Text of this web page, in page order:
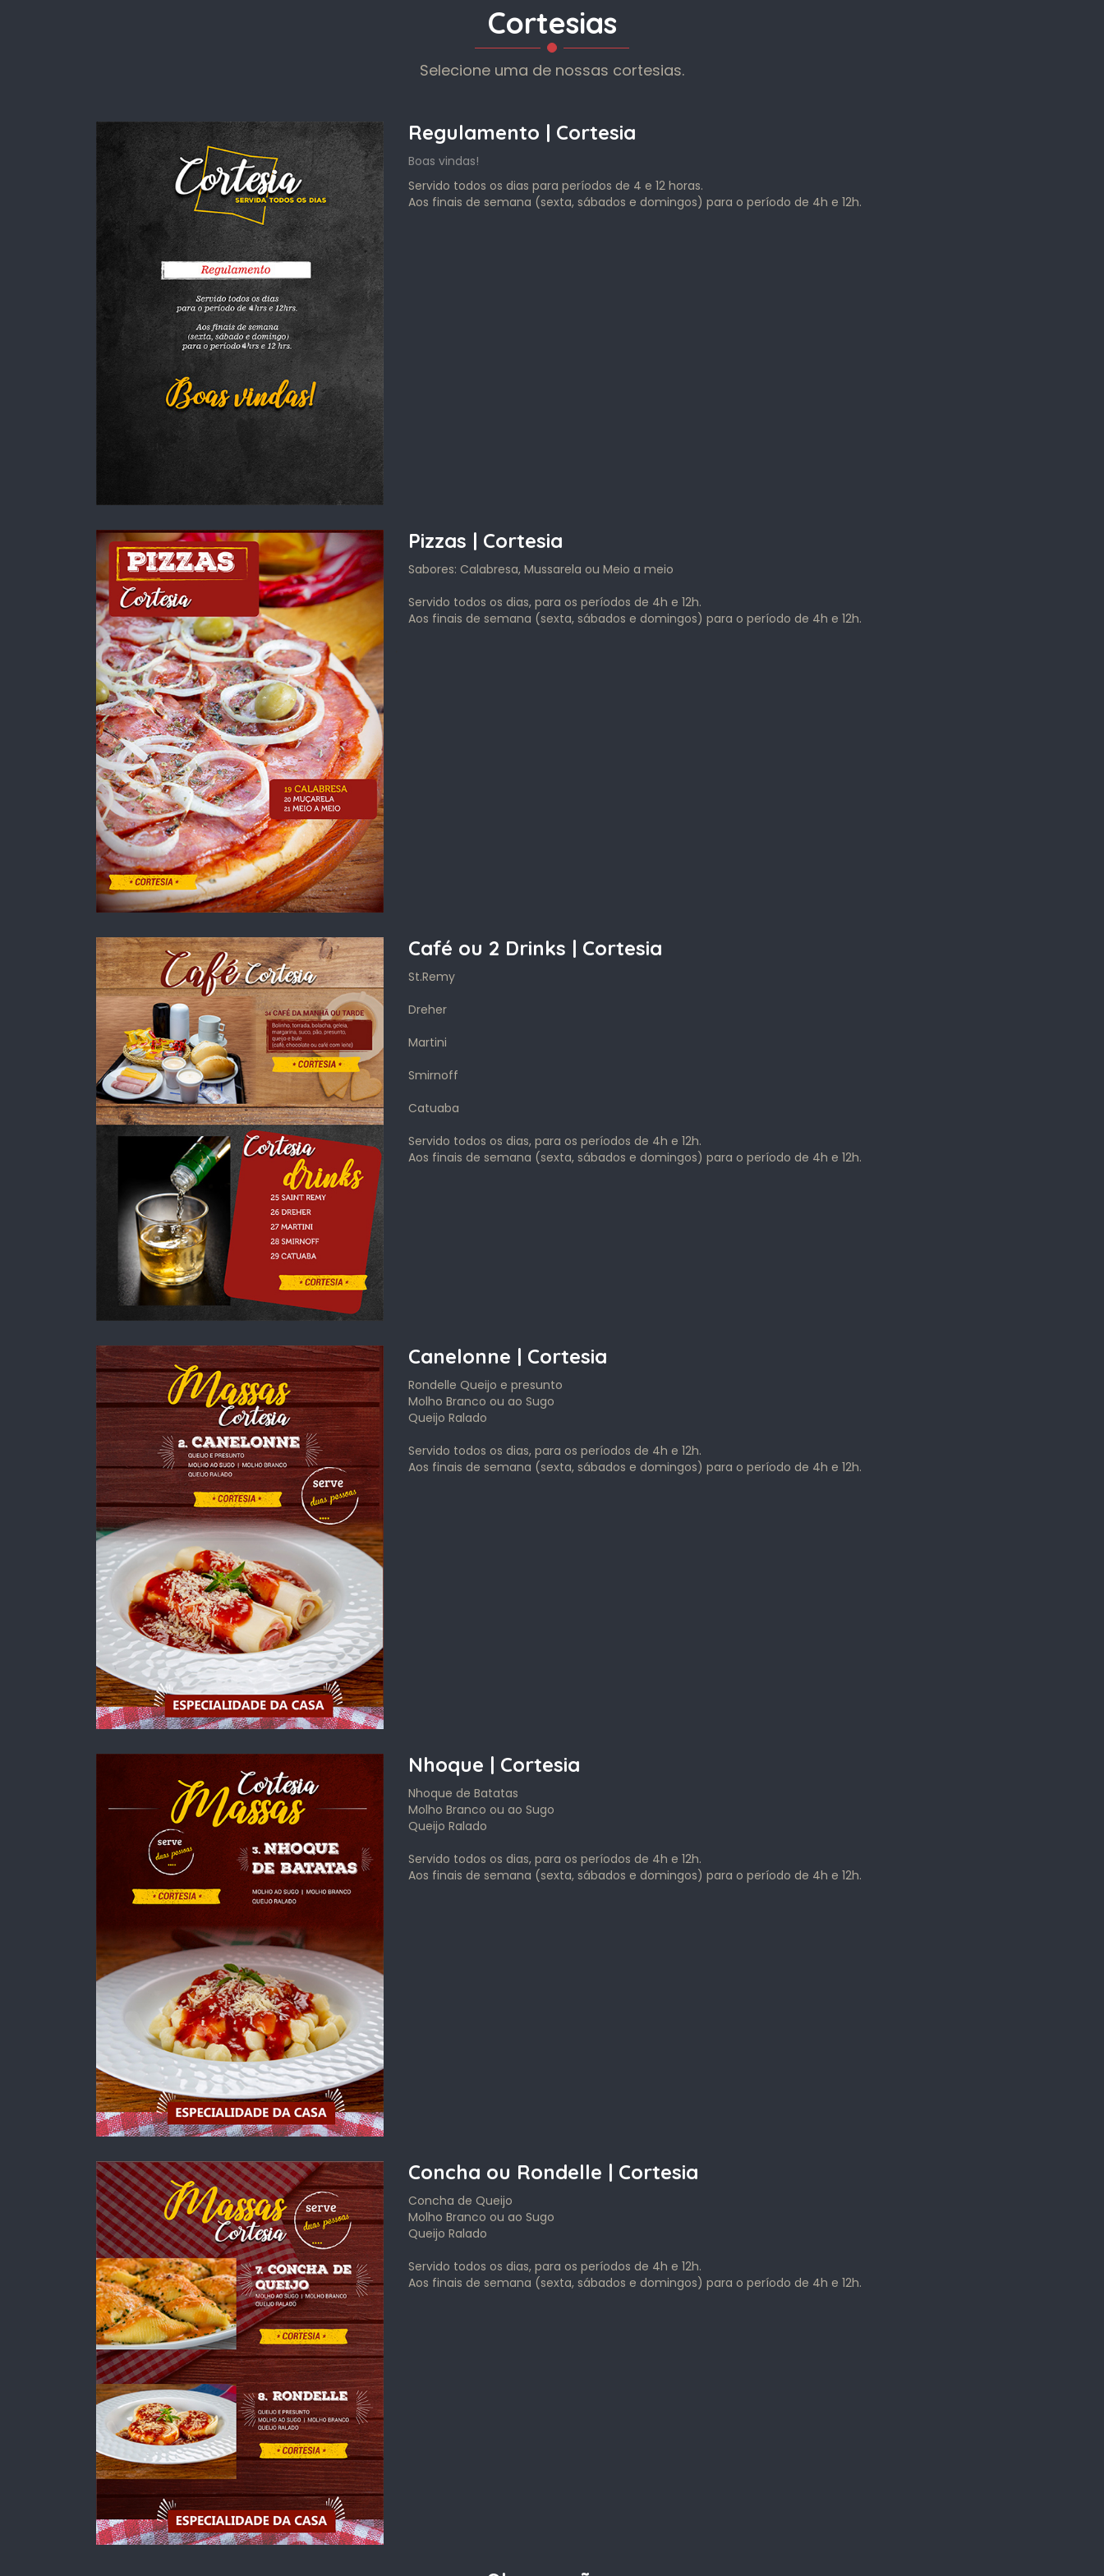
Cortesias
Selecione uma de nossas cortesias.
Regulamento | Cortesia
Boas vindas!
Servido todos os dias para períodos de 4 e 12 horas.
Aos finais de semana (sexta, sábados e domingos) para o período de 4h e 12h.
Pizzas | Cortesia
Sabores: Calabresa, Mussarela ou Meio a meio
Servido todos os dias, para os períodos de 4h e 12h.
Aos finais de semana (sexta, sábados e domingos) para o período de 4h e 12h.
Café ou 2 Drinks | Cortesia
St.Remy
Dreher
Martini
Smirnoff
Catuaba
Servido todos os dias, para os períodos de 4h e 12h.
Aos finais de semana (sexta, sábados e domingos) para o período de 4h e 12h.
Canelonne | Cortesia
Rondelle Queijo e presunto
Molho Branco ou ao Sugo
Queijo Ralado
Servido todos os dias, para os períodos de 4h e 12h.
Aos finais de semana (sexta, sábados e domingos) para o período de 4h e 12h.
Nhoque | Cortesia
Nhoque de Batatas
Molho Branco ou ao Sugo
Queijo Ralado
Servido todos os dias, para os períodos de 4h e 12h.
Aos finais de semana (sexta, sábados e domingos) para o período de 4h e 12h.
Concha ou Rondelle | Cortesia
Concha de Queijo
Molho Branco ou ao Sugo
Queijo Ralado
Servido todos os dias, para os períodos de 4h e 12h.
Aos finais de semana (sexta, sábados e domingos) para o período de 4h e 12h.